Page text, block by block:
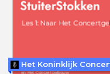
Het Koninklijk